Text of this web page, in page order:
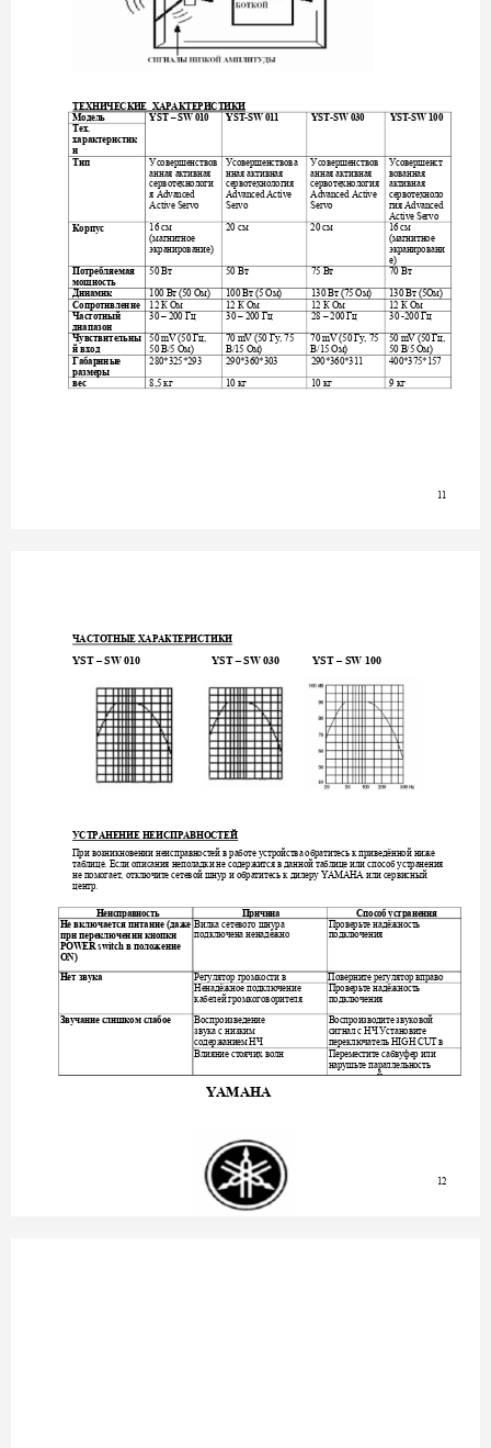
ТЕХНИЧЕСКИЕ ХАРАКТЕРИСТИКИ
Модель YST – SW 010 YST-SW 011 YST-SW 030 YST-SW 100
Тех.
характеристик
и
Тип Усовершенствов Усовершенствова Усовершенствов
Усовершенст
анная активная нная активная анная активная вованная
сервотехнологи сервотехнология сервотехнология активная
я Advanced Advanced Active Advanced Active сервотехноло
Active Servo Servo Servo гия Advanced
Active Servo
Корпус 16 см 20 см 20
см 16
см
(магнитное (магнитное
экранирование) экранировани
е)
Потребляемая 50 Вт 50
Вт 75
Вт 70
Вт
мощность
Динамик 100 Вт (50 Ом) 100
Вт (5 Ом) 130
Вт (75 Ом) 130
Вт (5Ом)
Сопротивление 12 К Ом 12
К Ом 12
К Ом 12
К Ом
Частотный
30 – 200 Гц 30 – 200 Гц 28 – 200 Гц 30
-200
Гц
диапазон
Чувствительны 50 mV (50 Гц, 70 mV (50 Гу, 75 70 mV (50 Гу, 75 50 mV (50 Гц,
й вход 50 В/5 Ом) В/15 Ом) В/15 Ом) 50 В/5 Ом)
Габариные 280*325*293 290*360*303 290*360*311 400*375*157
размеры
вес 8,5 кг 10
кг 10
кг 9
кг
11
ЧАСТОТНЫЕ ХАРАКТЕРИСТИКИ
YST – SW 010
          YST – SW
030            YST – SW 100
УСТРАНЕНИЕ НЕИСПРАВНОСТЕЙ
При возникновении неисправностей в работе устройства обратитесь к приведённой ниже
таблице. Если описания неполадки не содержится в данной таблице или способ устранения
не помогает, отключите сетевой шнур и обратитесь к дилеру YAMAHA или сервисный
центр.
Неисп
                 YAMAHA
12
равность Причина Способ устранения
Не включается питание (даже Вилка сетевого шнура Проверьте надёжность
при переключении кнопки подключена ненадёжно подключения
POWER switch в положение
ON)
Регулятор громкости в Поверните регулятор впр
Нет звука
аво
Ненадёжное подключение Проверьте надёжность
кабелей громкоговорителя подключения
Звучание слишком слабое Воспроизведение Воспроизводите звуковой
звука с низким сигнал с НЧ Установите
содержанием НЧ переключатель HIGH CUT в
Влияние стоячих волн Переместите сабвуфер или
нарушьте параллельность
й